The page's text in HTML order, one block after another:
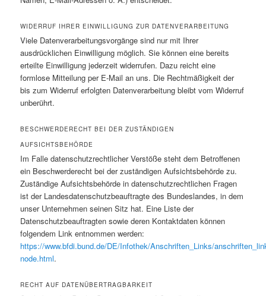
WIDERRUF IHRER EINWILLIGUNG ZUR DATENVERARBEITUNG
Viele Datenverarbeitungsvorgänge sind nur mit Ihrer
ausdrücklichen Einwilligung möglich. Sie können eine bereits
erteilte Einwilligung jederzeit widerrufen. Dazu reicht eine
formlose Mitteilung per E-Mail an uns. Die Rechtmäßigkeit der
bis zum Widerruf erfolgten Datenverarbeitung bleibt vom Widerruf
unberührt.
BESCHWERDERECHT BEI DER ZUSTÄNDIGEN
AUFSICHTSBEHÖRDE
Im Falle datenschutzrechtlicher Verstöße steht dem Betroffenen
ein Beschwerderecht bei der zuständigen Aufsichtsbehörde zu.
Zuständige Aufsichtsbehörde in datenschutzrechtlichen Fragen
ist der Landesdatenschutzbeauftragte des Bundeslandes, in dem
unser Unternehmen seinen Sitz hat. Eine Liste der
Datenschutzbeauftragten sowie deren Kontaktdaten können
folgendem Link entnommen werden:
https://www.bfdi.bund.de/DE/Infothek/Anschriften_Links/
node.html.
RECHT AUF DATENÜBERTRAGBARKEIT